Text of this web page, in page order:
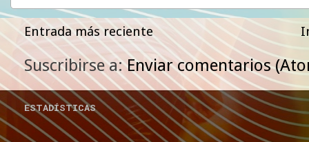
Entrada más reciente
Suscribirse a:Enviar comentarios
ESTADÍSTICAS